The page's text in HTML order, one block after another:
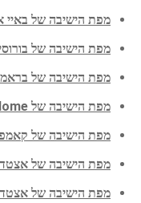
מפת הישיבה של באיי
מפת הישיבה של
מפת הישיבה של בראמל
מפת הישיבה של Caesars Superdome
מפת הישיבה של קאמפ
מפת הישיבה של
מפת הישיבה של